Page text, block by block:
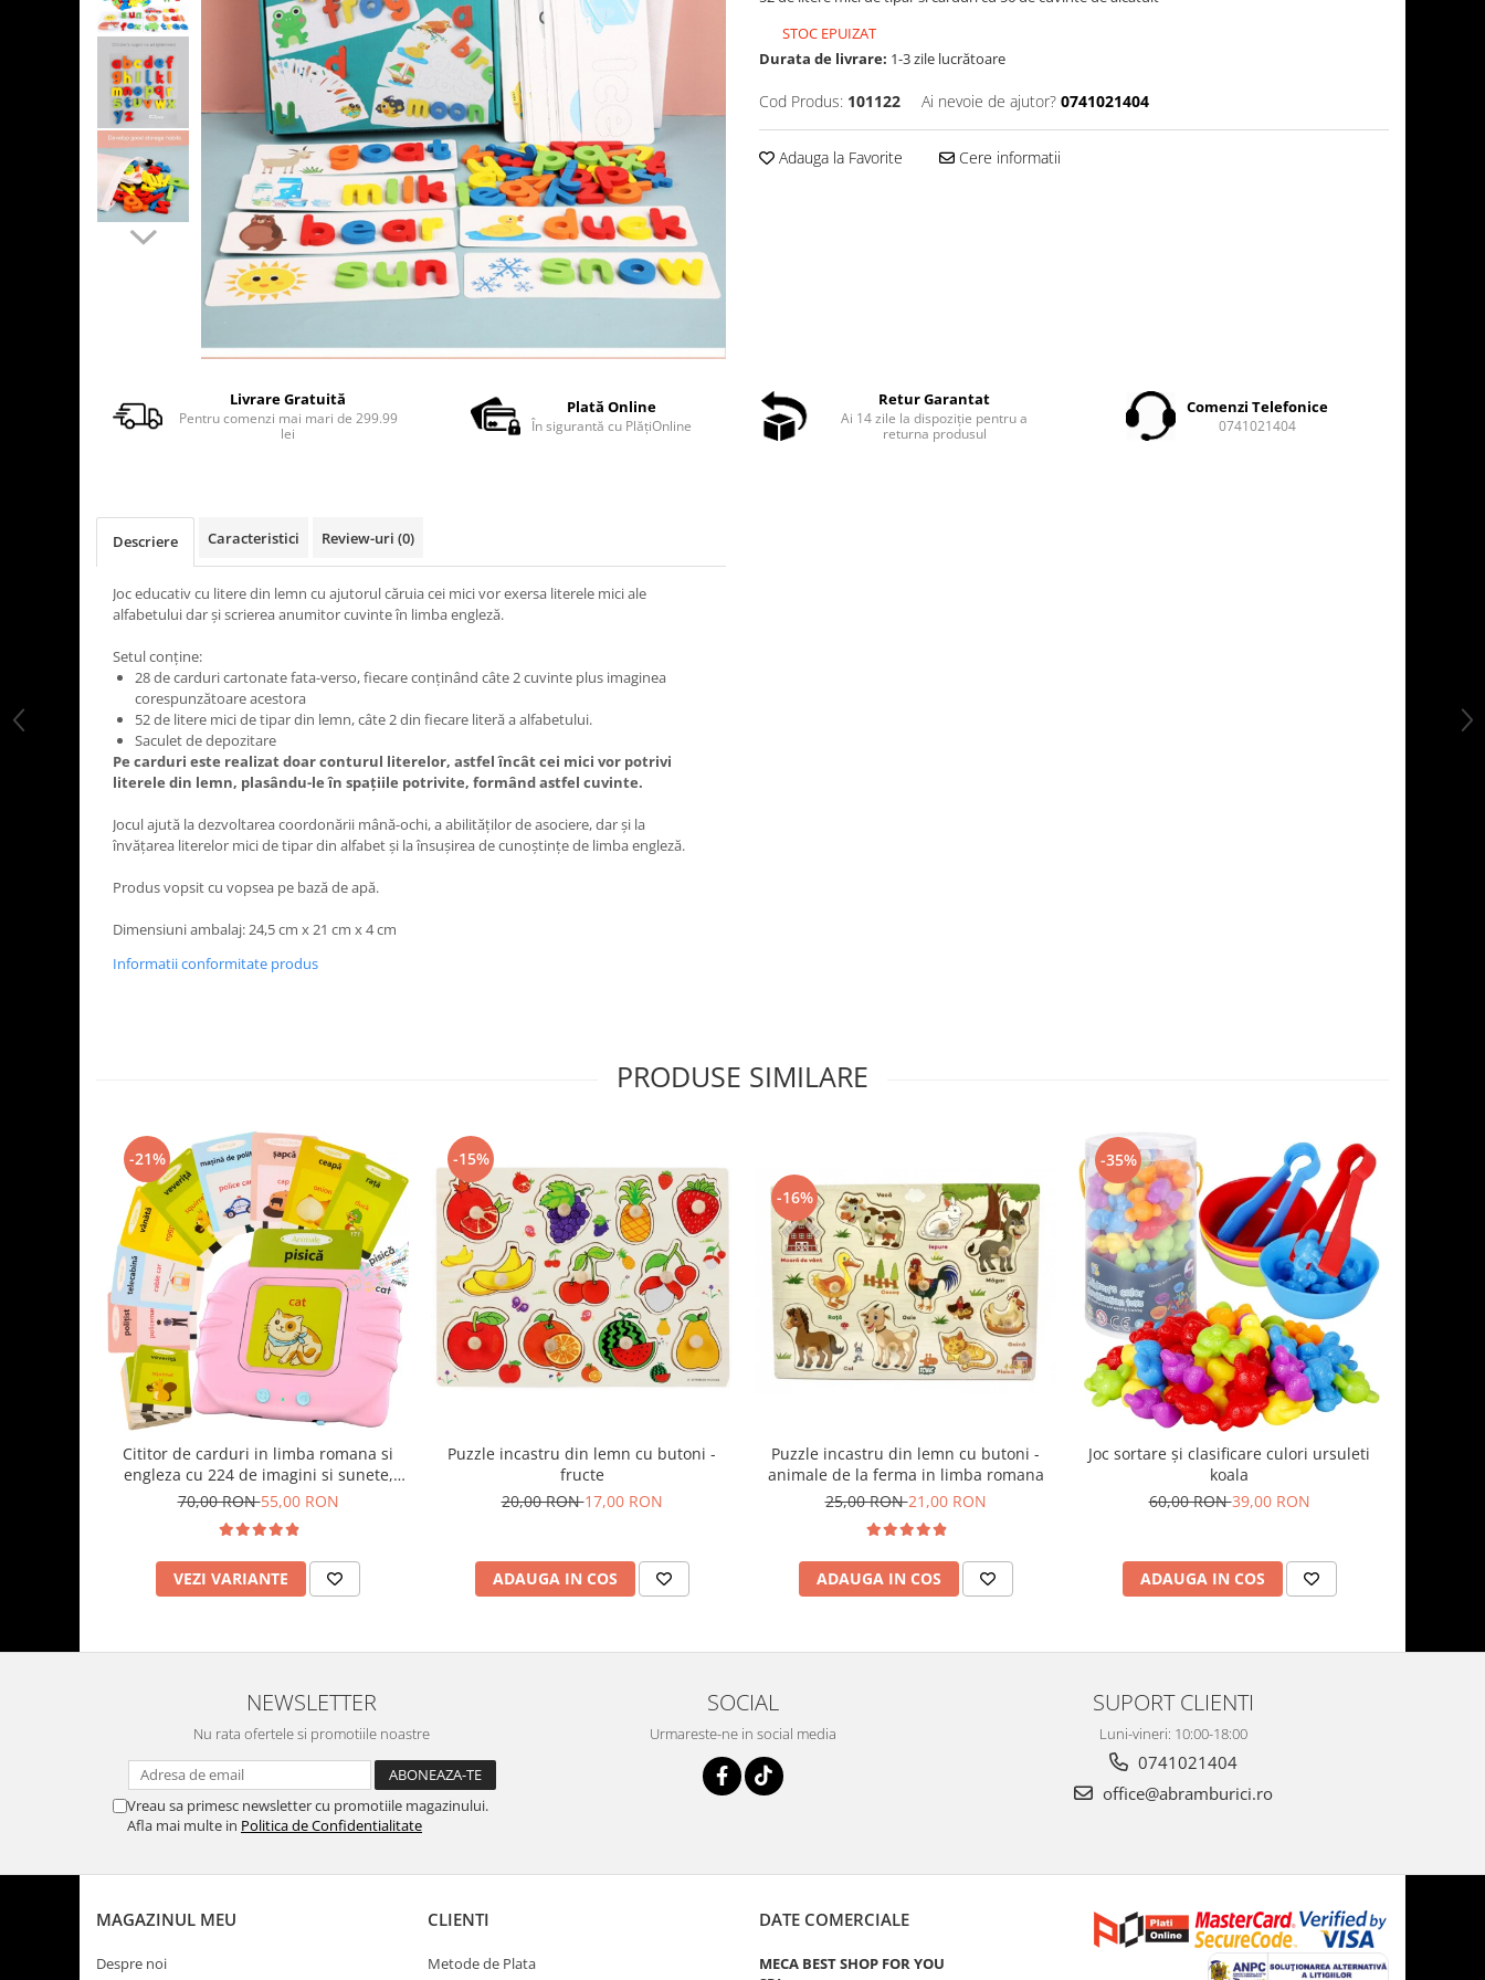
STOC EPUIZAT
Durata de livrare: 1-3 zile lucrătoare
Cod Produs: 101122 Ai nevoie de ajutor? 0741021404
Adauga la Favorite Cere informatii
Livrare Gratuită
Pentru comenzi mai mari de 299.99
lei
Plată Online
În sigurantă cu PlățiOnline
Retur Garantat
Ai 14 zile la dispoziție pentru a
returna produsul
Comenzi Telefonice
0741021404
Descriere Caracteristici Review-uri (0)
Joc educativ cu litere din lemn cu ajutorul căruia cei mici vor exersa literele mici ale
alfabetului dar şi scrierea anumitor cuvinte în limba engleză.
Setul conţine:
28 de carduri cartonate fata-verso, fiecare conţinând câte 2 cuvinte plus imaginea
corespunzătoare acestora
52 de litere mici de tipar din lemn, câte 2 din fiecare literă a alfabetului.
Saculet de depozitare
Pe carduri este realizat doar conturul literelor, astfel încât cei mici vor potrivi
literele din lemn, plasându-le în spaţiile potrivite, formând astfel cuvinte.
Jocul ajută la dezvoltarea coordonării mână-ochi, a abilităţilor de asociere, dar şi la
învăţarea literelor mici de tipar din alfabet şi la însuşirea de cunoştinţe de limba engleză.
Produs vopsit cu vopsea pe bază de apă.
Dimensiuni ambalaj: 24,5 cm x 21 cm x 4 cm
Informatii conformitate produs
PRODUSE SIMILARE
-21%
Cititor de carduri in limba romana si
engleza cu 224 de imagini si sunete,
incarcare USB
70,00 RON55,00 RON
VEZI VARIANTE
-15%
Puzzle incastru din lemn cu butoni -
fructe
20,00 RON17,00 RON
ADAUGA IN COS
-16%
Puzzle incastru din lemn cu butoni -
animale de la ferma in limba romana
25,00 RON21,00 RON
ADAUGA IN COS
-35%
Joc sortare şi clasificare culori ursuleti
koala
60,00 RON39,00 RON
ADAUGA IN COS
NEWSLETTER
Nu rata ofertele si promotiile noastre
Vreau sa primesc newsletter cu promotiile magazinului.
Afla mai multe in Politica de Confidentialitate
SOCIAL
Urmareste-ne in social media
SUPORT CLIENTI
Luni-vineri: 10:00-18:00
0741021404
office@abramburici.ro
MAGAZINUL MEU
Despre noi
CLIENTI
Metode de Plata
DATE COMERCIALE
MECA BEST SHOP FOR YOU